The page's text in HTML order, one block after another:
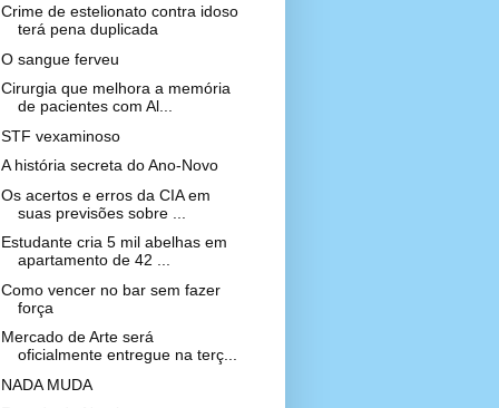
Crime de estelionato contra idoso
terá pena duplicada
O sangue ferveu
Cirurgia que melhora a memória
de pacientes com Al...
STF vexaminoso
A história secreta do Ano-Novo
Os acertos e erros da CIA em
suas previsões sobre ...
Estudante cria 5 mil abelhas em
apartamento de 42 ...
Como vencer no bar sem fazer
força
Mercado de Arte será
oficialmente entregue na terç...
NADA MUDA